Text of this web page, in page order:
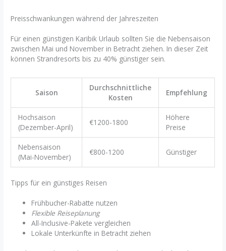
Preisschwankungen während der Jahreszeiten
Für einen günstigen Karibik Urlaub sollten Sie die Nebensaison
zwischen Mai und November in Betracht ziehen. In dieser Zeit
können Strandresorts bis zu 40% günstiger sein.
Saison
Durchschnittliche
Kosten
Empfehlung
Hochsaison
(Dezember-April)
€1200-1800
Höhere
Preise
Nebensaison
(Mai-November)
€800-1200 Günstiger
Tipps für ein günstiges Reisen
Frühbucher-Rabatte nutzen
Flexible Reiseplanung
All-Inclusive-Pakete vergleichen
Lokale Unterkünfte in Betracht ziehen